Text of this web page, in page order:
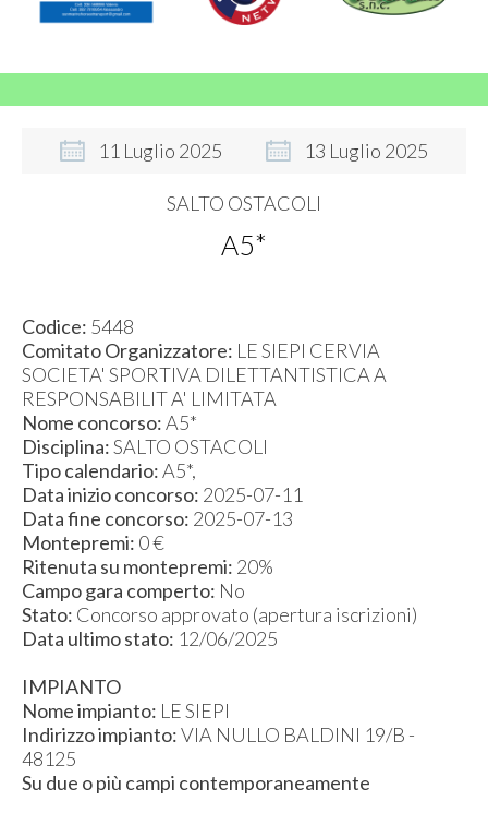
11 Luglio 2025 13 Luglio 2025
A5*
Codice: 5448
Comitato Organizzatore: LE SIEPI CERVIA
SOCIETA' SPORTIVA DILETTANTISTICA A
RESPONSABILIT A' LIMITATA
Nome concorso:A5*
Disciplina:SALTO OSTACOLI
Tipo calendario:A5*,
Data inizio concorso: 2025-07-11
Data fine concorso: 2025-07-13
Montepremi: 0 €
Ritenuta su montepremi: 20%
Campo gara comperto: No
Stato: Concorso approvato (apertura iscrizioni)
Data ultimo stato: 12/06/2025
IMPIANTO
Nome impianto: LE SIEPI
Indirizzo impianto:VIA NULLO BALDINI 19/B -
48125
Su due o più campi contemporaneamente
SALTO OSTACOLI